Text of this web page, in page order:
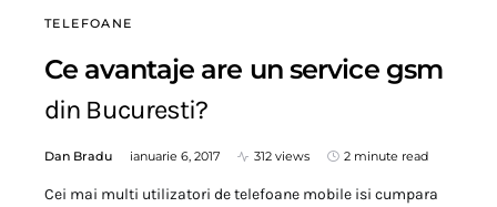
TELEFOANE
Ce avantaje are un service gsm
din Bucuresti?
Dan Bradu ianuarie 6, 2017 312 views 2 minute read
Cei mai multi utilizatori de telefoane mobile isi cumpara